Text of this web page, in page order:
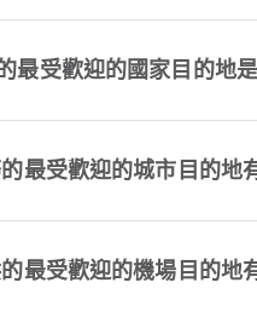
受歡迎的國家目的地
最受歡迎的城市目的地
最受歡迎的機場目的地